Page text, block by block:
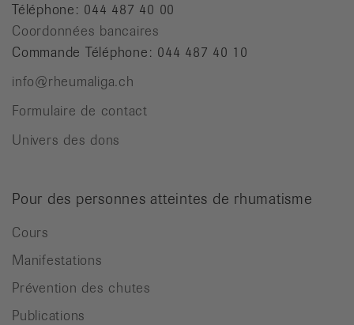
Téléphone: 044 487 40 00
Coordonnées bancaires
Commande Téléphone: 044 487 40 10
info@rheumaliga.ch
Formulaire de contact
Univers des dons
Pour des personnes atteintes de rhumatisme
Cours
Manifestations
Prévention des chutes
Publications